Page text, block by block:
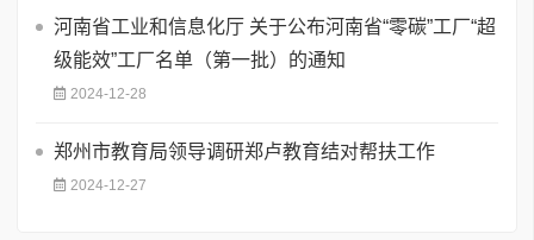
河南省工业和信息化厅 关于公布河南省“零碳”工厂“超
级能效”工厂名单（第一批）的通知
2024-12-28
郑州市教育局领导调研郑卢教育结对帮扶工作
2024-12-27